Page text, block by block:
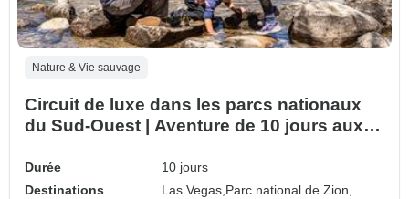
Nature & Vie sauvage
Circuit de luxe dans les parcs nationaux
du Sud-Ouest | Aventure de 10 jours aux
Durée
10 jours
Destinations
Las Vegas,Parc national de Zion,